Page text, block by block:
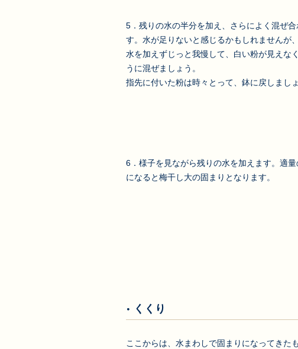
5．残りの水の半分を加え、さらによく混ぜ合
す。水が足りないと感じるかもしれませんが
水を加えずじっと我慢して、白い粉が見えな
うに混ぜましょう。
指先に付いた粉は時々とって、鉢に戻しましょ
6．様子を見ながら残りの水を加えます。適
になると梅干し大の固まりとなります。
くくり
ここからは、水まわしで固まりになってきた